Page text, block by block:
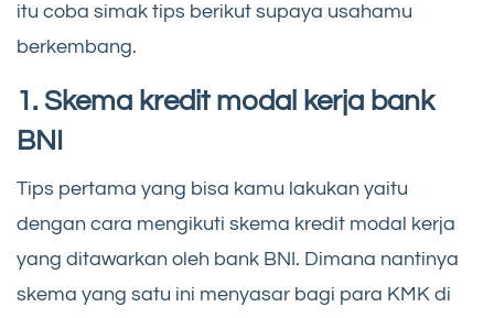
itu coba simak tips berikut supaya usahamu
berkembang.
1. Skema kredit modal kerja bank
BNI
Tips pertama yang bisa kamu lakukan yaitu
dengan cara mengikuti skema kredit modal kerja
yang ditawarkan oleh bank BNI. Dimana nantinya
skema yang satu ini menyasar bagi para KMK di